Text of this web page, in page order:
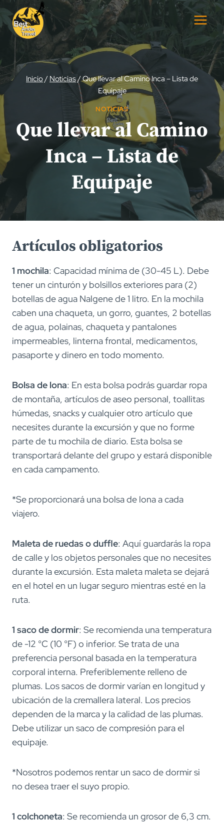
Saltar
al
contenido
Inicio/Noticias/Que llevar al Camino Inca – Lista de
Equipaje
NOTICIAS
Que llevar al Camino
Inca – Lista de
Equipaje
Artículos obligatorios
1 mochila: Capacidad mínima de (30-45 L). Debe
tener un cinturón y bolsillos exteriores para (2)
botellas de agua Nalgene de 1 litro. En la mochila
caben una chaqueta, un gorro, guantes, 2 botellas
de agua, polainas, chaqueta y pantalones
impermeables, linterna frontal, medicamentos,
pasaporte y dinero en todo momento.
Bolsa de lona: En esta bolsa podrás guardar ropa
de montaña, artículos de aseo personal, toallitas
húmedas, snacks y cualquier otro artículo que
necesites durante la excursión y que no forme
parte de tu mochila de diario. Esta bolsa se
transportará delante del grupo y estará disponible
en cada campamento.
*Se proporcionará una bolsa de lona a cada
viajero.
Maleta de ruedas o duffle: Aquí guardarás la ropa
de calle y los objetos personales que no necesites
durante la excursión. Esta maleta maleta se dejará
en el hotel en un lugar seguro mientras esté en la
ruta.
1 saco de dormir: Se recomienda una temperatura
de -12 °C (10 °F) o inferior. Se trata de una
preferencia personal basada en la temperatura
corporal interna. Preferiblemente relleno de
plumas. Los sacos de dormir varían en longitud y
ubicación de la cremallera lateral. Los precios
dependen de la marca y la calidad de las plumas.
Debe utilizar un saco de compresión para el
equipaje.
*Nosotros podemos rentar un saco de dormir si
no desea traer el suyo propio.
1 colchoneta: Se recomienda un grosor de 6,3 cm.